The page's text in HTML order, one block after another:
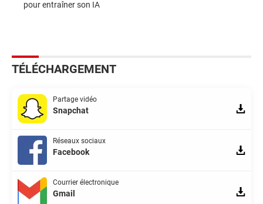
pour entraîner son IA
TÉLÉCHARGEMENT
Partage vidéo
Snapchat
Réseaux sociaux
Facebook
Courrier électronique
Gmail